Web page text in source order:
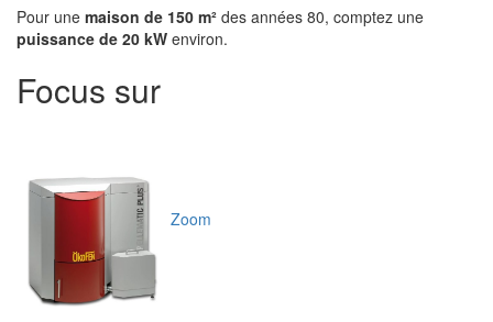
Pour une maison de 150 m² des années 80, comptez une
puissance de 20 kW environ.
Focus sur
Zoom